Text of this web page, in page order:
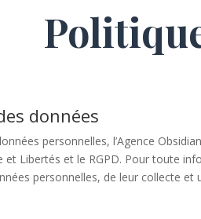
données
personnelles, l’Agence
Libertés et le RGPD. Pour toute
personnelles, de leur collecte